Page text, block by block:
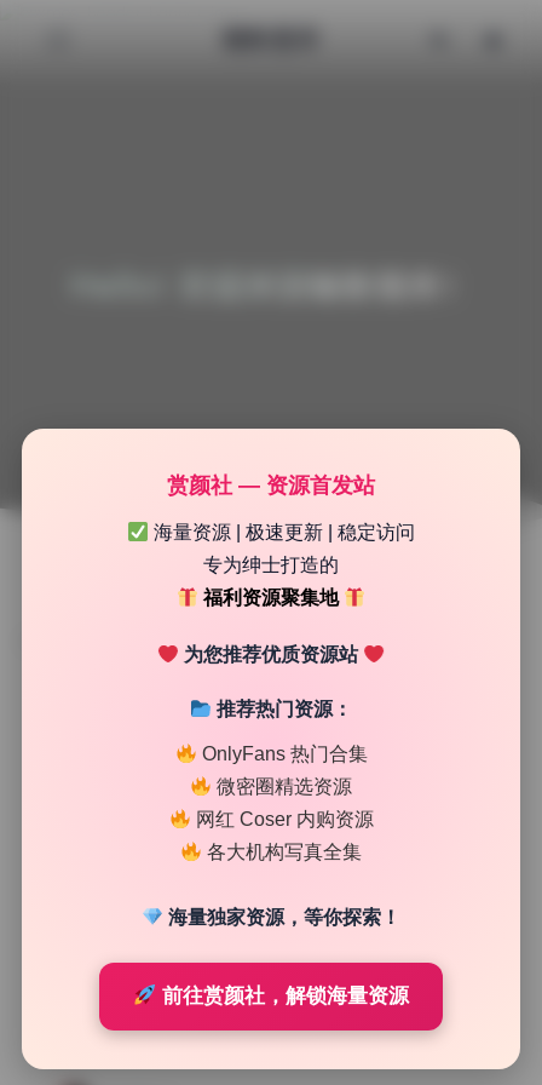
一只喵喵梓29套 高清cosplay资源 精选合集打包下载
赏颜社 — 资源首发站
海量资源 | 极速更新 | 稳定访问
专为绅士打造的
福利资源聚集地
为您推荐优质资源站
推荐热门资源：
OnlyFans 热门合集
微密圈精选资源
网红 Coser 内购资源
各大机构写真全集
海量独家资源，等你探索！
前往赏颜社，解锁海量资源